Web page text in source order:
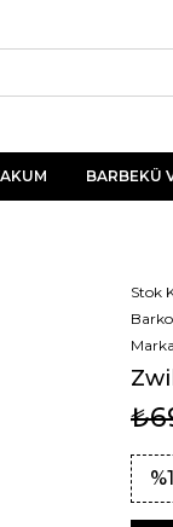
BARBEKÜ
Stok
Marka
%